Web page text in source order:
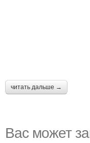
читать дальше →
Вас может